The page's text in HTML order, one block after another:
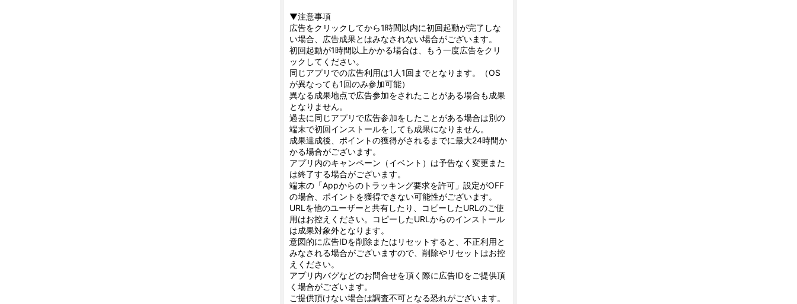
▼注意事項
広告をクリックしてから1時間以内に初回起動が完了しな
い場合、広告成果とはみなされない場合がございます。
初回起動が1時間以上かかる場合は、もう一度広告をクリ
ックしてください。
同じアプリでの広告利用は1人1回までとなります。（OS
が異なっても1回のみ参加可能）
異なる成果地点で広告参加をされたことがある場合も成果
となりません。
過去に同じアプリで広告参加をしたことがある場合は別の
端末で初回インストールをしても成果になりません。
成果達成後、ポイントの獲得がされるまでに最大24時間か
かる場合がございます。
アプリ内のキャンペーン（イベント）は予告なく変更また
は終了する場合がございます。
端末の「Appからのトラッキング要求を許可」設定がOFF
の場合、ポイントを獲得できない可能性がございます。
URLを他のユーザーと共有したり、コピーしたURLのご使
用はお控えください。コピーしたURLからのインストール
は成果対象外となります。
意図的に広告IDを削除またはリセットすると、不正利用と
みなされる場合がございますので、削除やリセットはお控
えください。
アプリ内バグなどのお問合せを頂く際に広告IDをご提供頂
く場合がございます。
ご提供頂けない場合は調査不可となる恐れがございます。